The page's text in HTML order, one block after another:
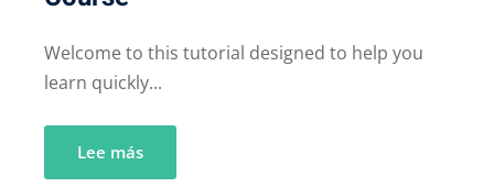
Welcome to this tutorial designed to help you
learn quickly...
Lee más